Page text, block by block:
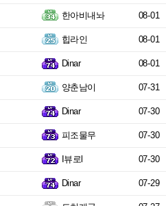
한아비내놔 08-01
힙라인 08-01
Dinar 08-01
양춘남이 07-31
Dinar 07-30
피조물무 07-30
I뷰로l 07-30
Dinar 07-29